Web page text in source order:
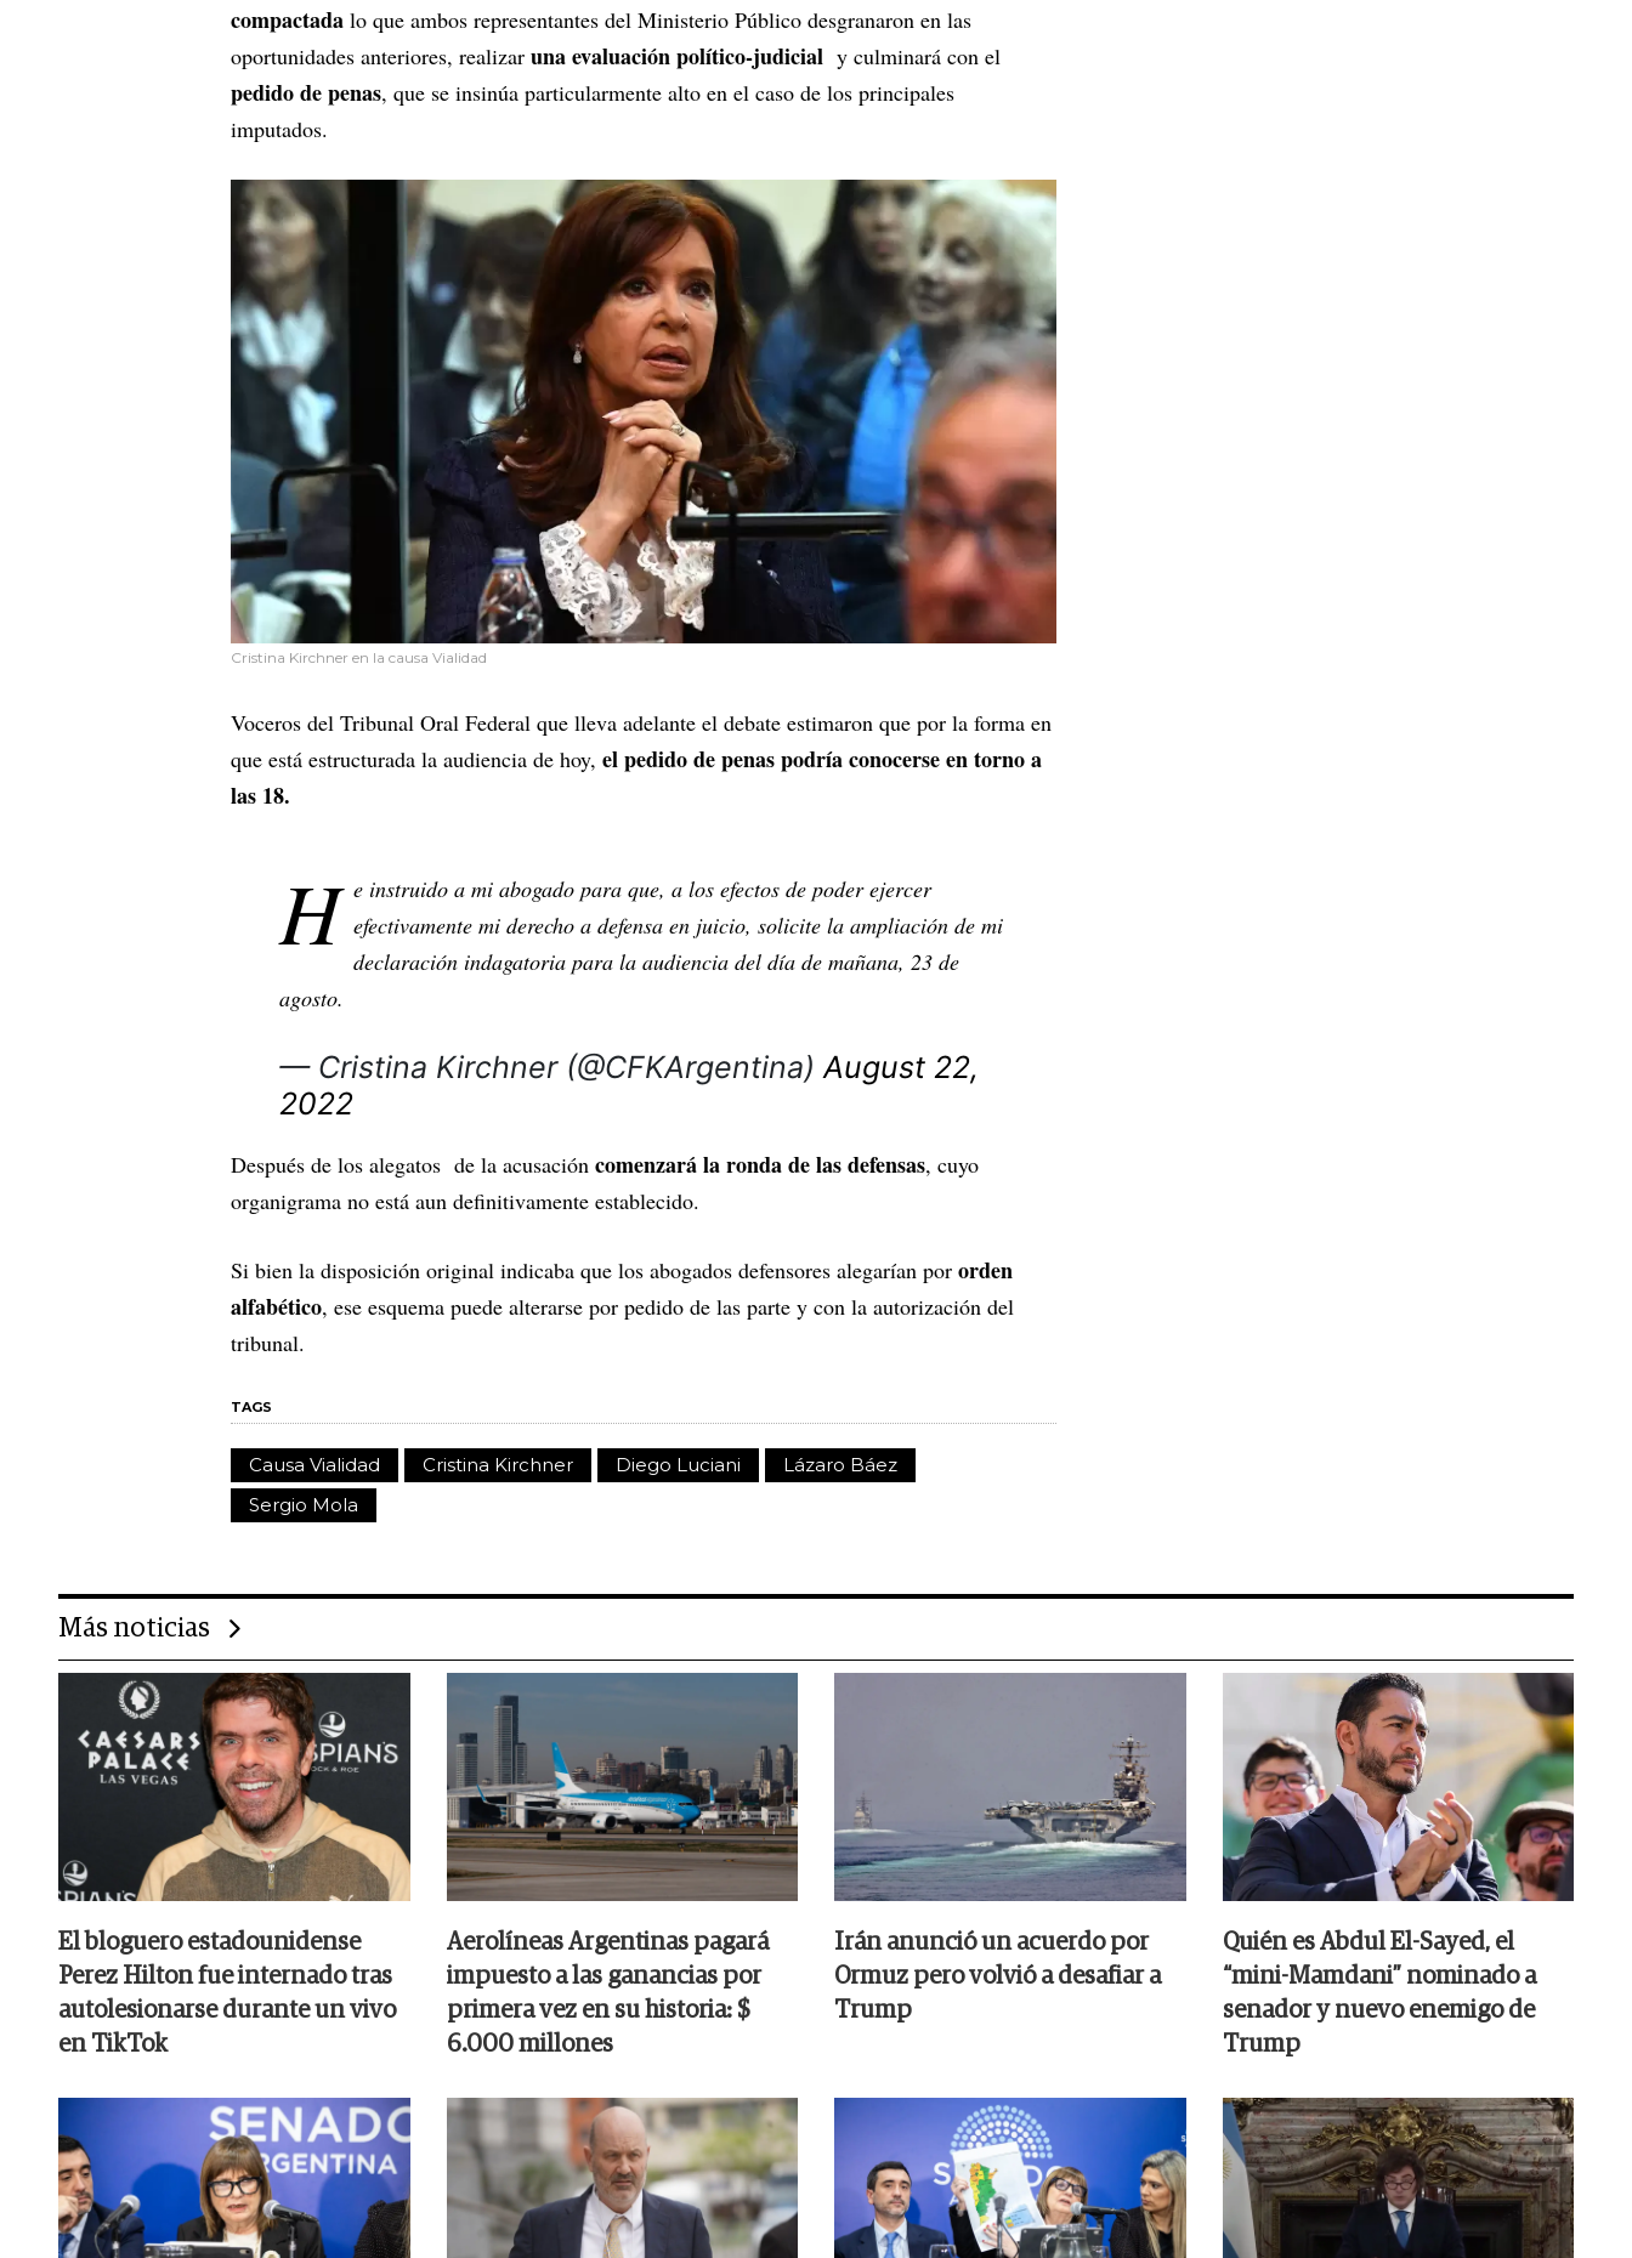
compactada lo que ambos representantes del Ministerio Público desgranaron en las
oportunidades anteriores, realizar una evaluación político-judicial y culminará con el
pedido de penas, que se insinúa particularmente alto en el caso de los principales
imputados.
Cristina Kirchner en la causa Vialidad
Voceros del Tribunal Oral Federal que lleva adelante el debate estimaron que por la forma en
que está estructurada la audiencia de hoy, el pedido de penas podría conocerse en torno a
las 18.
H e instruido a mi abogado para que, a los efectos de poder ejercer
efectivamente mi derecho a defensa en juicio, solicite la ampliación de mi
declaración indagatoria para la audiencia del día de mañana, 23 de
agosto.
— Cristina Kirchner (@CFKArgentina)August 22,
2022
Después de los alegatos de la acusación comenzará la ronda de las defensas, cuyo
organigrama no está aun definitivamente establecido.
Si bien la disposición original indicaba que los abogados defensores alegarían por orden
alfabético, ese esquema puede alterarse por pedido de las parte y con la autorización del
tribunal.
TAGS
Causa Vialidad Cristina Kirchner Diego Luciani
Lázaro Báez
Sergio Mola
Más noticias
El bloguero estadounidense
Perez Hilton fue internado tras
autolesionarse durante un vivo
en TikTok
Aerolíneas Argentinas pagará
impuesto a las ganancias por
primera vez en su historia: $
6.000 millones
Irán anunció un acuerdo por
Ormuz pero volvió a desafiar a
Trump
Quién es Abdul El-Sayed, el
“mini-Mamdani” nominado a
senador y nuevo enemigo de
Trump